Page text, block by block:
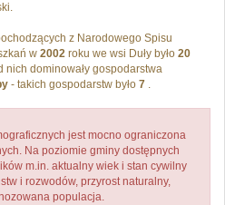
z Narodowego Spisu
w 2002 roku we wsi Duły było 20
nich dominowały gospodarstwa
- takich gospodarstw było 7 .
jest mocno ograniczona
Na poziomie gminy dostępnych
m.in. aktualny wiek i stan cywilny
i rozwodów, przyrost naturalny,
populacja.